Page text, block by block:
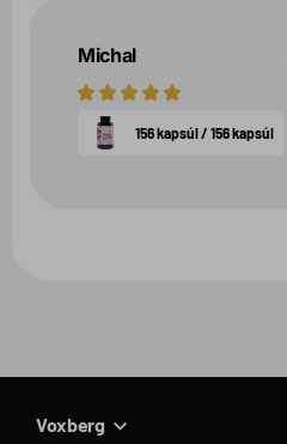
Michal
5
hviezdičiek
156 kapsúl / 156 kapsúl
Voxberg